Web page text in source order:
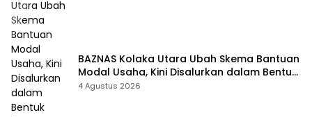
BAZNAS Kolaka Utara Ubah Skema Bantuan
Modal Usaha, Kini Disalurkan dalam Bentuk
Barang Senilai Rp419,5 Juta
4 Agustus 2026